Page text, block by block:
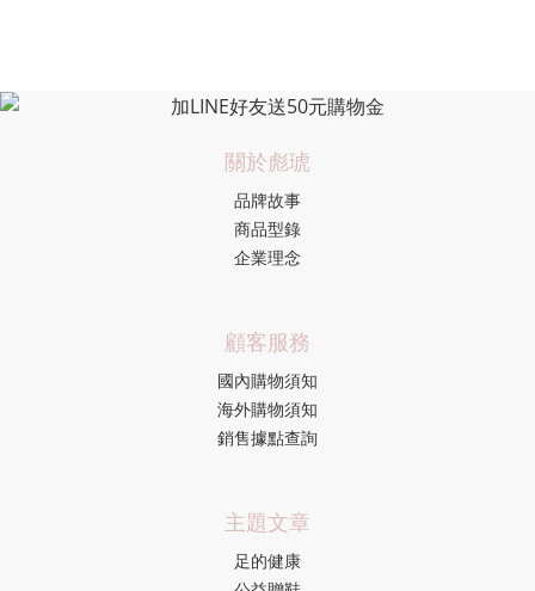
關於彪琥
品牌故事
商品型錄
企業理念
顧客服務
國內購物須知
海外購物須知
銷售據點查詢
主題文章
足的健康